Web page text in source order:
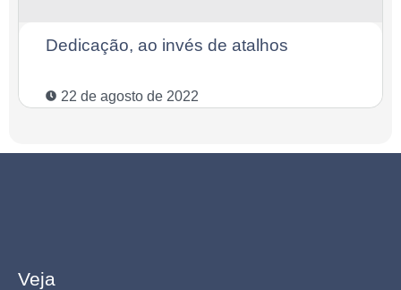
Dedicação, ao invés de atalhos
22 de agosto de 2022
Veja